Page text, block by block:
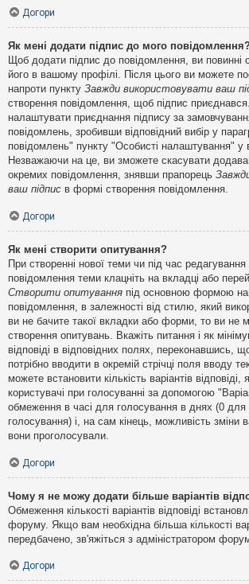
Догори
Як мені додати підпис до мого
Щоб додати підпис до повідомлення, ви повинні
його в вашому профілі. Після цього ви можете
напроти пункту Завжди використовувати ваш
створення повідомлення, щоб підпис
налаштувати приєднання підпису за
повідомлень, зробивши відповідний вибір у
повідомлень" пункту "Особисті налаштування" у
Незважаючи на це, ви зможете скасувати
окремих повідомлення, знявши прапорець
ваш підпис в формі створення повідомлення.
Догори
Як мені створити опитування?
При створенні нової теми чи під час
повідомлення теми клацніть на вкладці або
Створити опитування під основною формою
повідомлення, в залежності від стилю, який
ви не бачите такої вкладки або форми, то ви не
створення опитувань. Вкажіть питання і як
відповіді в відповідних полях, переконавшись,
потрібно вводити в окремій стрічці поля вводу
можете встановити кількість варіантів
користувачі при голосуванні за допомогою
обмеження в часі для голосування в днях (0 для
голосування) і, на сам кінець, можливість зміни
вони проголосували.
Догори
Чому я не можу додати більше варіантів
Обмеження кількості варіантів відповіді
форуму. Якщо вам необхідна більша кількості
передбачено, зв'яжіться з адміністратором
Догори